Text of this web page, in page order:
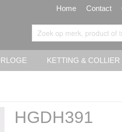
Home Contact
KETTING & COLLIER
HGDH391